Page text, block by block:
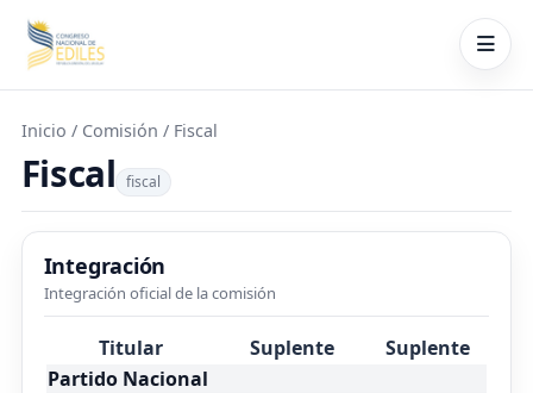
Inicio / Comisión / Fiscal
Fiscal fiscal
Integración
Integración oficial de la comisión
Titular Suplente
Suplente
Partido Nacional